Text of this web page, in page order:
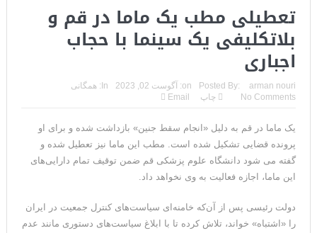
تعطیلی مطب یک ماما در قم و
بلاتکلیفی یک سینما با حجاب
اجباری
Posted By: arman nouri
on: آگوست 02, 2023 In: همگانی
No Comments
چاپ Email
یک ماما در قم به دلیل «انجام سقط جنین» بازداشت شده و برای او
پرونده قضایی تشکیل شده است. مطب این ماما نیز تعطیل شده و
گفته می شود دانشگاه علوم پزشکی قم ضمن توقیف تمام دارایی‌های
این ماما، اجازه فعالیت به وی نخواهد داد.
دولت رئیسی پس از آن‌که خامنه‌ای سیاست‌های کنترل جمعیت در ایران
را «اشتباه» خواند، تلاش کرده‌ تا با ابلاغ سیاست‌های دستوری مانند عدم